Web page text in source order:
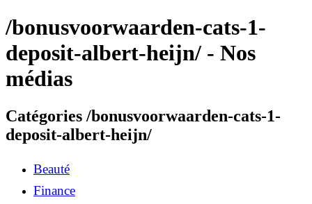
/bonusvoorwaarden-cats-1-
deposit-albert-heijn/ - Nos
médias
Catégories /bonusvoorwaarden-cats-1-
deposit-albert-heijn/
Beauté
Finance